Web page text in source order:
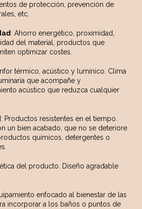
de protección, prevención de
etc.
: Ahorro energético, proximidad,
del material, productos que
optimizar costes.
térmico, acústico y lumínico. Clima
que acompañe y
acústico que reduzca cualquier
: Productos resistentes en el tiempo.
un bien acabado, que no se deteriore
químicos, detergentes o
del producto. Diseño agradable
enfocado al bienestar de las
incorporar a los baños o puntos de